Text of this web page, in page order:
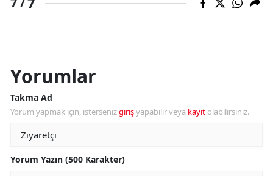
Yorumlar
Takma Ad
Yorum yapmak için, istersenizgirişyapabilir veya kayıt olabilirsiniz.
Yorum Yazın (500 Karakter)